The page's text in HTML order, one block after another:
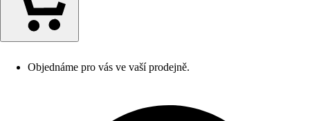
Objednáme pro vás ve vaší prodejně.